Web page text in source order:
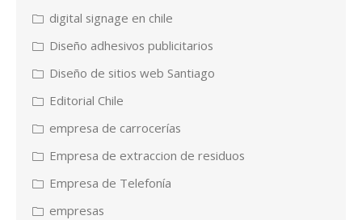
digital signage en chile
Diseño adhesivos publicitarios
Diseño de sitios web Santiago
Editorial Chile
empresa de carrocerías
Empresa de extraccion de residuos
Empresa de Telefonía
empresas